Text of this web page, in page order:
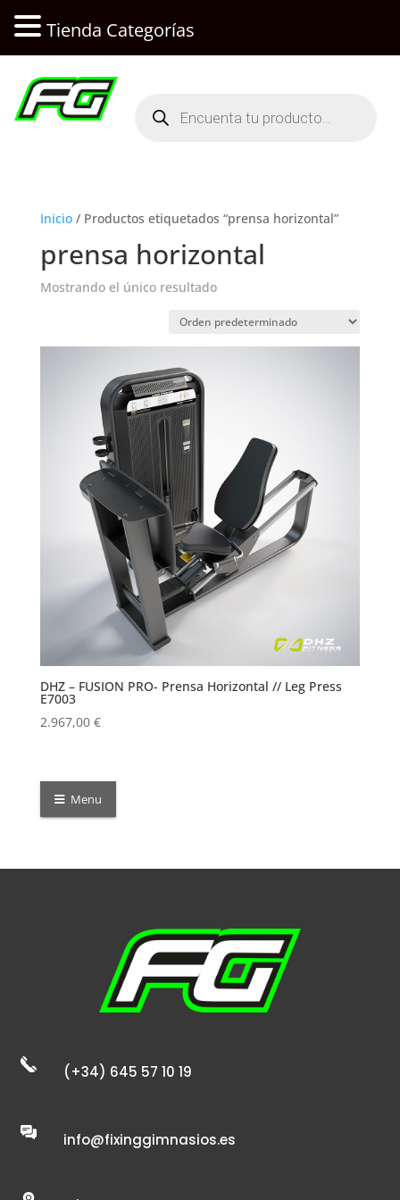
productos
Inicio/ Productos etiquetados “prensa horizontal”
prensa horizontal
Mostrando el único resultado
DHZ – FUSION PRO- Prensa Horizontal // Leg Press
E7003
2.967,00 €
Menu
(+34) 645 57 10 19
info@fixinggimnasios.es
Tienda Categorías